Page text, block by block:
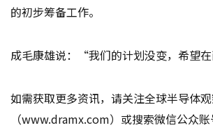
的初步筹备工作。
成毛康雄说：“我们的计划没变，希望
如需获取更多资讯，请关注全球半导体
（www.dramx.com）或搜索微信公众